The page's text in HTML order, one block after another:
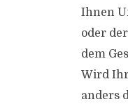
Ihnen
oder
dem
Wird
anders